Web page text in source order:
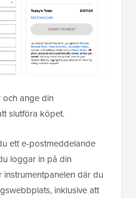
och ange din
slutföra köpet.
ett e-postmeddelande
loggar in på din
där du
inklusive att